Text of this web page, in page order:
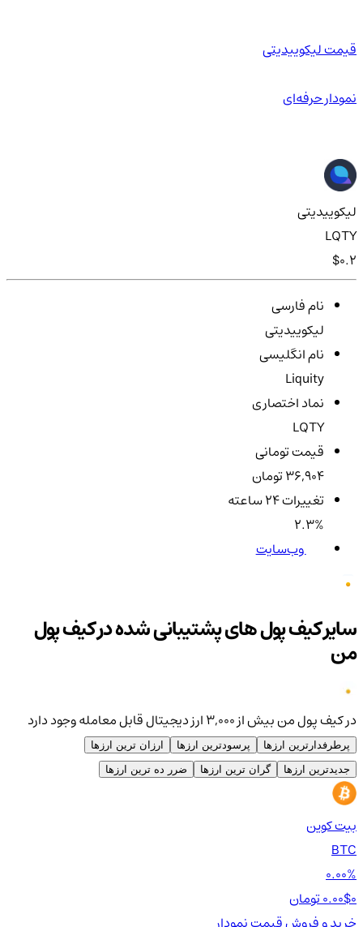
قیمت لیکوییدیتی
نمودار حرفه‌ای
لیکوییدیتی
LQTY
$0.2
نام فارسی
لیکوییدیتی
نام انگلیسی
Liquity
نماد اختصاری
LQTY
قیمت تومانی
36,904 تومان
تغییرات ۲۴ ساعته
2.3%
وب‌سایت
سایر کیف پول های پشتیبانی شده در کیف پول
من
در کیف پول من بیش از ۳,۰۰۰ ارز دیجیتال قابل معامله وجود دارد
پرطرفدارترین ارزها پرسودترین ارزها
ارزان ترین ارزها
جدیدترین ارزها
گران ترین ارزها ضرر ده ترین ارزها
بیت کوین
BTC
0.00%
0.00$